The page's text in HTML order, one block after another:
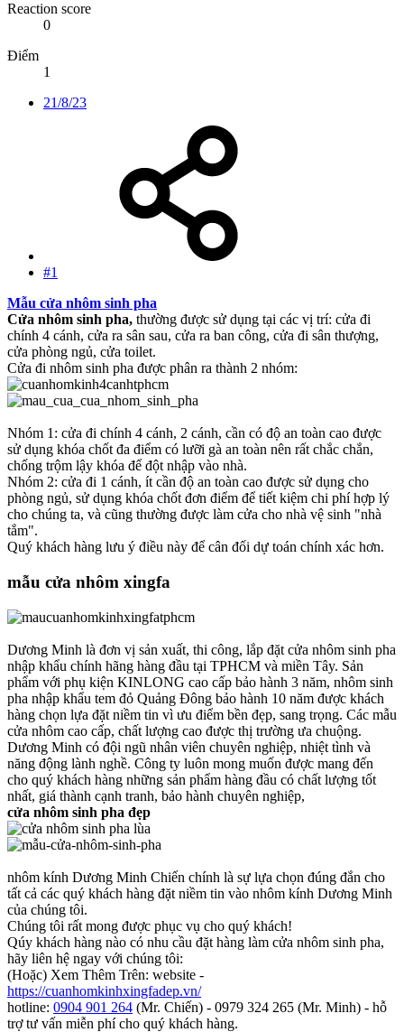
Reaction score
0
Điểm
1
21/8/23
#1
Mẫu cửa nhôm sinh pha
Cửa nhôm sinh pha, thường được sử dụng tại các vị trí: cửa đi
chính 4 cánh, cửa ra sân sau, cửa ra ban công, cửa đi sân thượng,
cửa phòng ngủ, cửa toilet.
Cửa đi nhôm sinh pha được phân ra thành 2 nhóm:
Nhóm 1: cửa đi chính 4 cánh, 2 cánh, cần có độ an toàn cao được
sử dụng khóa chốt đa điểm có lưỡi gà an toàn nên rất chắc chắn,
chống trộm lậy khóa để đột nhập vào nhà.
Nhóm 2: cửa đi 1 cánh, ít cần độ an toàn cao được sử dụng cho
phòng ngủ, sử dụng khóa chốt đơn điểm để tiết kiệm chi phí hợp lý
cho chúng ta, và cũng thường được làm cửa cho nhà vệ sinh "nhà
tắm".
Quý khách hàng lưu ý điều này để cân đối dự toán chính xác hơn.
mẫu cửa nhôm xingfa​
Dương Minh là đơn vị sản xuất, thi công, lắp đặt cửa nhôm sinh pha
nhập khẩu chính hãng hàng đầu tại TPHCM và miền Tây. Sản
phẩm với phụ kiện KINLONG cao cấp bảo hành 3 năm, nhôm sinh
pha nhập khẩu tem đỏ Quảng Đông bảo hành 10 năm được khách
hàng chọn lựa đặt niềm tin vì ưu điểm bền đẹp, sang trọng. Các mẫu
cửa nhôm cao cấp, chất lượng cao được thị trường ưa chuộng.
Dương Minh có đội ngũ nhân viên chuyên nghiệp, nhiệt tình và
năng động lành nghề. Công ty luôn mong muốn được mang đến
cho quý khách hàng những sản phẩm hàng đầu có chất lượng tốt
nhất, giá thành cạnh tranh, bảo hành chuyên nghiệp,
cửa nhôm sinh pha đẹp
nhôm kính Dương Minh Chiến chính là sự lựa chọn đúng đắn cho
tất cả các quý khách hàng đặt niềm tin vào nhôm kính Dương Minh
của chúng tôi.
Chúng tôi rất mong được phục vụ cho quý khách!
Qúy khách hàng nào có nhu cầu đặt hàng làm cửa nhôm sinh pha,
hãy liên hệ ngay với chúng tôi:
(Hoặc) Xem Thêm Trên: website -
https://cuanhomkinhxingfadep.vn/
hotline: 0904 901 264 (Mr. Chiến) - 0979 324 265 (Mr. Minh) - hỗ
trợ tư vấn miễn phí cho quý khách hàng.